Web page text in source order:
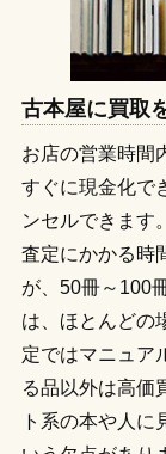
古本屋に買取
お店の営業時間
すぐに現金化で
ンセルできます。
査定にかかる時
が、50冊～100
は、ほとんどの
定ではマニュア
る品以外は高価
ト系の本や人に